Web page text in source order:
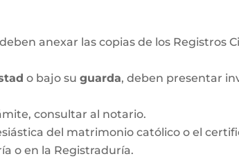
anexar las copias de los Registros
o bajo suguarda, deben presentar
consultar al notario.
del matrimonio católico o el
o en la Registraduría.